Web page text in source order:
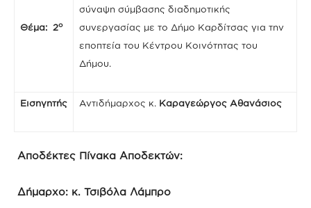
Θέμα: 2ο
σύναψη σύμβασης διαδημοτικής
συνεργασίας με το Δήμο Καρδίτσας για την
εποπτεία του Κέντρου Κοινότητας του
Δήμου.
Εισηγητής Αντιδήμαρχος κ. Καραγεώργος Αθανάσιος
Αποδέκτες Πίνακα Αποδεκτών:
Δήμαρχο: κ. Τσιβόλα Λάμπρο